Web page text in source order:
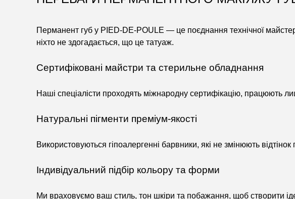
Перманент губ у PIED-DE-POULE — це поєднання технічної
ніхто не здогадається, що це татуаж.
Сертифіковані майстри та стерильне обладнання
Наші спеціалісти проходять міжнародну сертифікацію, працюють
Натуральні пігменти преміум-якості
Використовуються гіпоалергенні барвники, які не змінюють
Індивідуальний підбір кольору та форми
Ми враховуємо ваш стиль, тон шкіри та побажання, щоб створити